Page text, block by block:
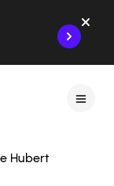
Hubert